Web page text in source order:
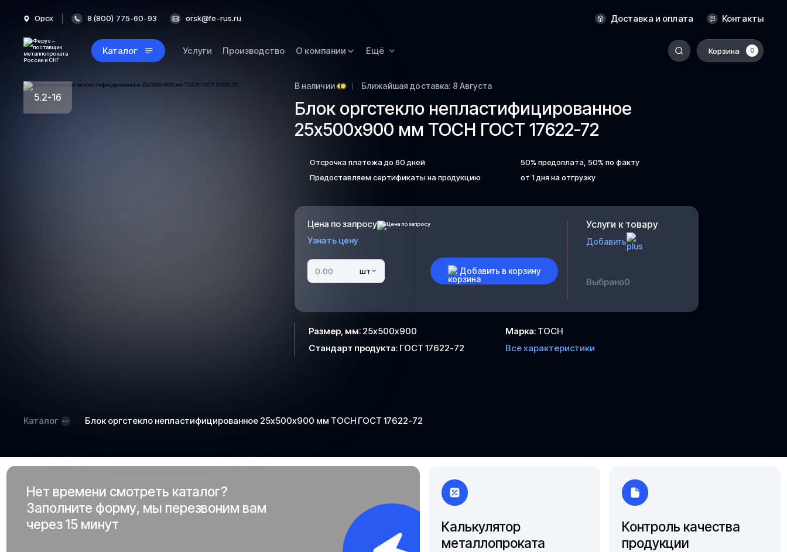
Орск 8 (800) 775-60-93 orsk@fe-rus.ru Доставка и оплата Контакты
Каталог Услуги Производство О компании Ещё Корзина 0
Оренбург
Пермь
Ростов-на-Дону
Рязань
Самара
Саратов
Улан-Удэ
Уссурийск
Чита
Якутск
5.2-16
В наличии Ближайшая доставка: 8 Августа
Блок оргстекло непластифицированное
25х500х900 мм ТОСН ГОСТ 17622-72
Отсрочка платежа до 60 дней
50% предоплата, 50% по факту
Предоставляем сертификаты на продукцию
от 1 дня на отгрузку
Цена по запросу
Узнать цену
шт Добавить в корзину
Услуги к товару
Добавить
Выбрано0
Размер, мм: 25х500х900 Марка: ТОСН
Стандарт продукта: ГОСТ 17622-72 Все характеристики
Каталог Блок оргстекло непластифицированное 25х500х900 мм ТОСН ГОСТ 17622-72
Нет времени смотреть каталог?
Заполните форму, мы перезвоним вам
через 15 минут
Калькулятор
металлопроката
Контроль качества
продукции